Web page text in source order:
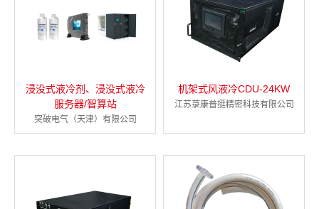
浸没式液冷剂、浸没式液冷
服务器/智算站
突破电气（天津）有限公司
机架式风液冷CDU-24KW
江苏菉康普挺精密科技有限公司